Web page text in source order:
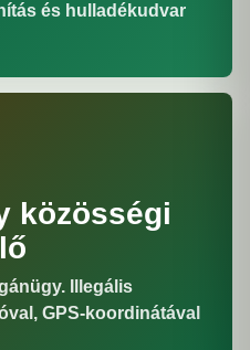
és hulladékudvar
közösségi
Illegális
GPS-koordinátával